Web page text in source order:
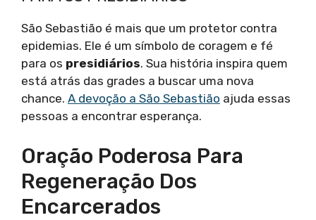
São Sebastião é mais que um protetor contra
epidemias. Ele é um símbolo de coragem e fé
para os presidiários. Sua história inspira quem
está atrás das grades a buscar uma nova
chance. A devoção a São Sebastião ajuda essas
pessoas a encontrar esperança.
Oração Poderosa Para
Regeneração Dos
Encarcerados